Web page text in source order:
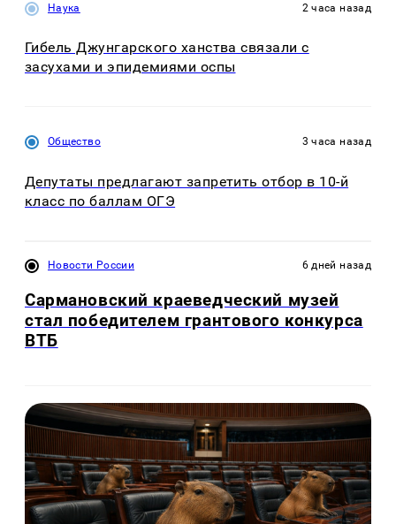
Наука 2 часа назад
Гибель Джунгарского ханства связали с
засухами и эпидемиями оспы
Общество 3 часа назад
Депутаты предлагают запретить отбор в 10-й
класс по баллам ОГЭ
Новости России 6 дней назад
Сармановский краеведческий музей
стал победителем грантового конкурса
ВТБ